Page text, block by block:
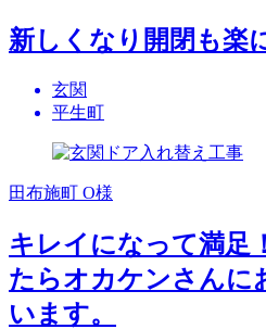
新しくなり開閉も楽
玄関
平生町
田布施町 O様
キレイになって満足
たらオカケンさんに
います。